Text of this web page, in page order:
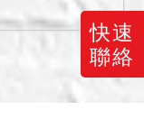
快速
聯絡
震受創女兒
16樓增建部
務人表示有
個汽車停車
碼為02、